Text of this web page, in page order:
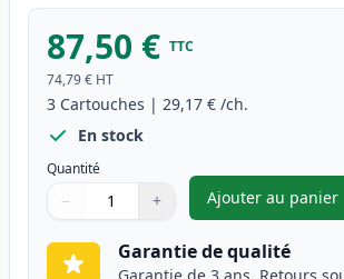
87,50 € TTC
74,79 € HT
3 Cartouches | 29,17 € /ch.
En stock
Quantité
Quantité
Utilisez les boutons pour ajuster
− +
Quantité
Ajouter au panier
,Pack
Garantie de qualité